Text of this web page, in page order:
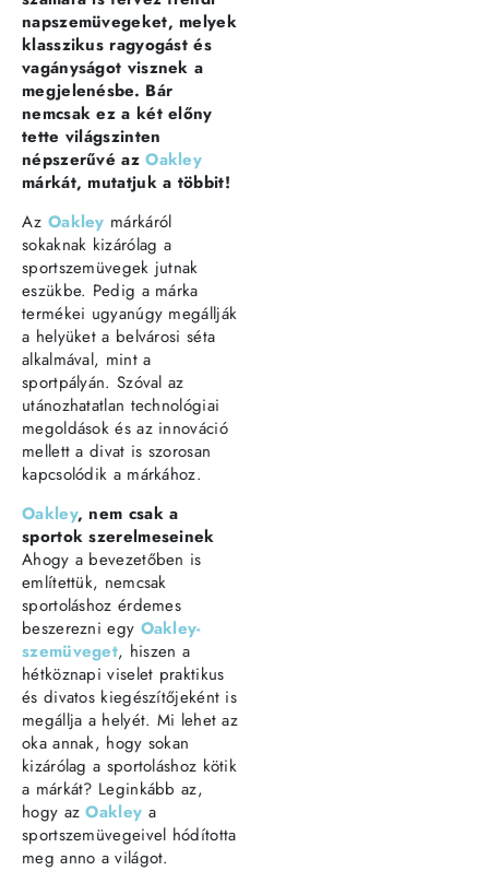
napszemüvegeket, melyek
klasszikus ragyogást és
vagányságot visznek a
megjelenésbe. Bár
nemcsak ez a két előny
tette világszinten
népszerűvé azOakley
márkát, mutatjuk a többit!
Az Oakley márkáról
sokaknak kizárólag a
sportszemüvegek jutnak
eszükbe. Pedig a márka
termékei ugyanúgy megállják
a helyüket a belvárosi séta
alkalmával, mint a
sportpályán. Szóval az
utánozhatatlan technológiai
megoldások és az innováció
mellett a divat is szorosan
kapcsolódik a márkához.
Oakley, nem csak a
sportok szerelmeseinek
Ahogy a bevezetőben is
említettük, nemcsak
sportoláshoz érdemes
beszerezni egy Oakley-
szemüveget, hiszen a
hétköznapi viselet praktikus
és divatos kiegészítőjeként is
megállja a helyét. Mi lehet az
oka annak, hogy sokan
kizárólag a sportoláshoz kötik
a márkát? Leginkább az,
hogy azOakley a
sportszemüvegeivel hódította
meg anno a világot.